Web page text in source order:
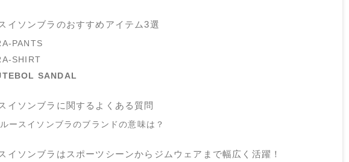
イソンブラのおすすめアイテム3選
PANTS
SHIRT
SANDAL
イソンブラに関するよくある質問
ースイソンブラのブランドの意味は？
イソンブラはスポーツシーンからジムウェアまで幅広く活躍！